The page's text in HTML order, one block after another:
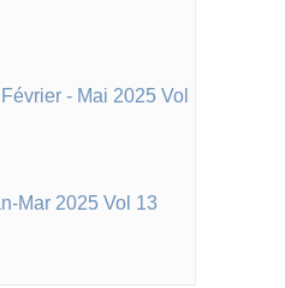
- Mai 2025 Vol
Mar 2025 Vol 13